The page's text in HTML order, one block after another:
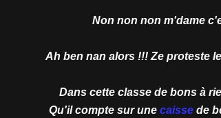
Non non non m'dame
Ah ben nan alors !!! Ze proteste
Dans cette classe de bons à
Qu'il compte sur une caisse de